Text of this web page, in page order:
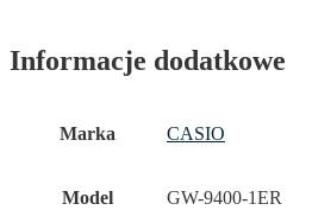
Informacje dodatkowe
Marka CASIO
Model GW-9400-1ER